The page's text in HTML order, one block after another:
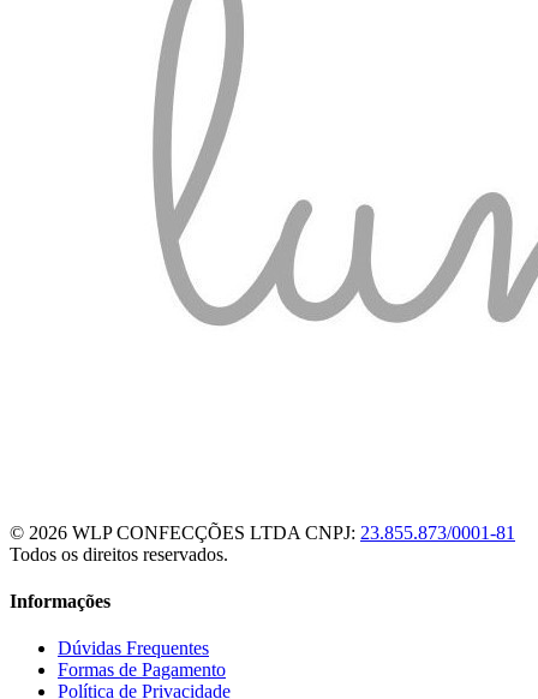
© 2026 WLP CONFECÇÕES LTDA CNPJ: 23.855.873/0001-81
Todos os direitos reservados.
Informações
Dúvidas Frequentes
Formas de Pagamento
Política de Privacidade